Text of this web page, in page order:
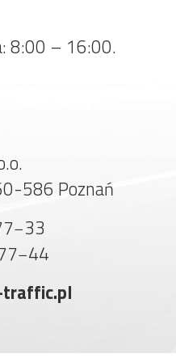
8:00 – 16:00.
586 Poznań